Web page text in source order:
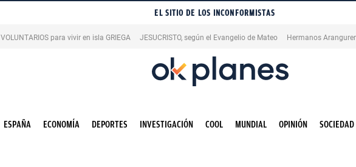
EL SITIO DE LOS INCONFORMISTAS
VOLUNTARIOS para vivir en isla GRIEGA JESUCRISTO, según el Evangelio de Mateo Hermanos Aranguren
ESPAÑA ECONOMÍA DEPORTES INVESTIGACIÓN COOL MUNDIAL OPINIÓN SOCIEDAD